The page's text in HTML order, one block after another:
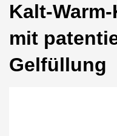
Kalt-
mit
Gelfüllung